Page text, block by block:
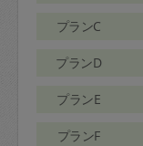
プランC
プランD
プランE
プランF